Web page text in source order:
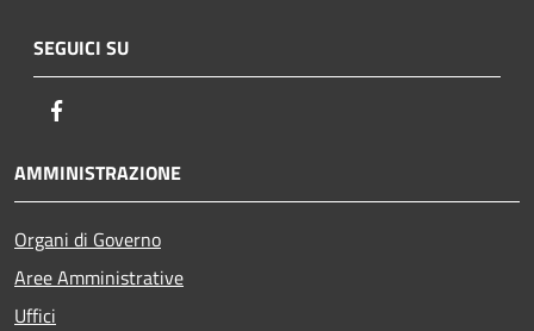
SEGUICI SU
AMMINISTRAZIONE
Organi di Governo
Aree Amministrative
Uffici